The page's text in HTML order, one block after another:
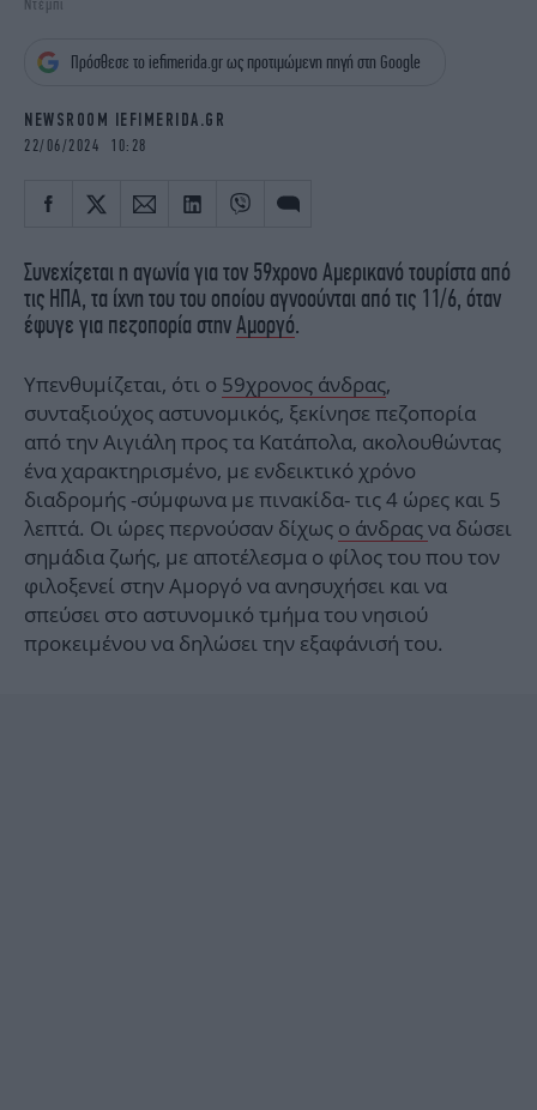
iBOOKS
OSCARS
NEWSLETTER
Ντέμπι
Πρόσθεσε το iefimerida.gr ως προτιμώμενη πηγή στη Google
NEWSROOM IEFIMERIDA.GR
22/06/2024 10:28
Συνεχίζεται η αγωνία για τον 59χρονο Αμερικανό τουρίστα από
τις ΗΠΑ, τα ίχνη του του οποίου αγνοούνται από τις 11/6, όταν
έφυγε για πεζοπορία στηνΑμοργό.
Υπενθυμίζεται, ότι ο 59χρονος άνδρας,
συνταξιούχος αστυνομικός, ξεκίνησε πεζοπορία
από την Αιγιάλη προς τα Κατάπολα, ακολουθώντας
ένα χαρακτηρισμένο, με ενδεικτικό χρόνο
διαδρομής -σύμφωνα με πινακίδα- τις 4 ώρες και 5
λεπτά. Οι ώρες περνούσαν δίχως ο άνδραςνα δώσει
σημάδια ζωής, με αποτέλεσμα ο φίλος του που τον
φιλοξενεί στην Αμοργό να ανησυχήσει και να
σπεύσει στο αστυνομικό τμήμα του νησιού
προκειμένου να δηλώσει την εξαφάνισή του.